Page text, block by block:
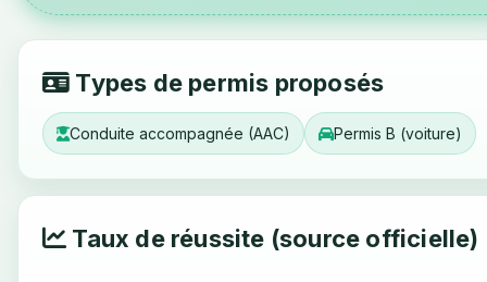
Types de permis proposés
Conduite accompagnée (AAC) Permis B (voiture)
Taux de réussite (source officielle)